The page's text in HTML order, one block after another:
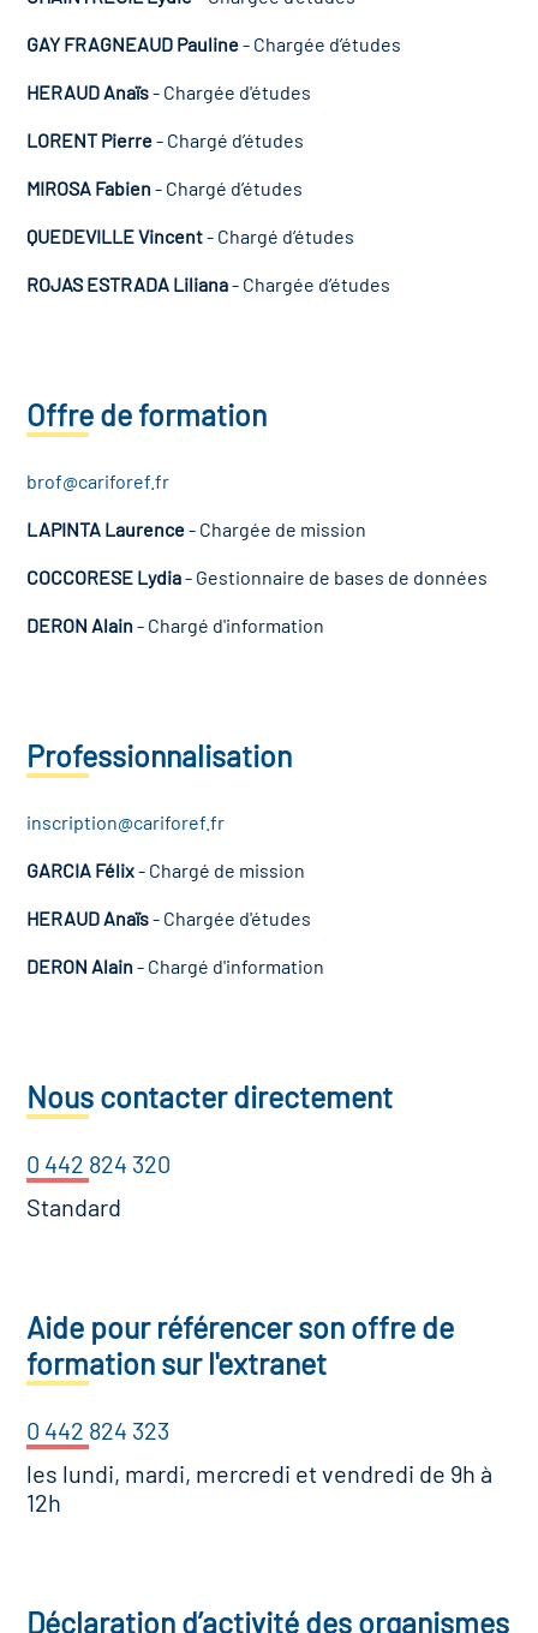
GAY FRAGNEAUD Pauline- Chargée d’études
HERAUD Anaïs- Chargée d'études
LORENT Pierre- Chargé d’études
MIROSA Fabien- Chargé d’études
QUEDEVILLE Vincent- Chargé d’études
ROJAS ESTRADA Liliana- Chargée d’études
Offre de formation
brof@cariforef.fr
LAPINTA Laurence- Chargée de mission
COCCORESE Lydia- Gestionnaire de bases de données
DERON Alain- Chargé d'information
Professionnalisation
inscription@cariforef.fr
GARCIA Félix- Chargé de mission
HERAUD Anaïs- Chargée d'études
DERON Alain- Chargé d'information
Nous contacter directement
0 442 824 320
Standard
Aide pour référencer son offre de
formation sur l'extranet
0 442 824 323
les lundi, mardi, mercredi et vendredi de 9h à
12h
Déclaration d’activité des organismes